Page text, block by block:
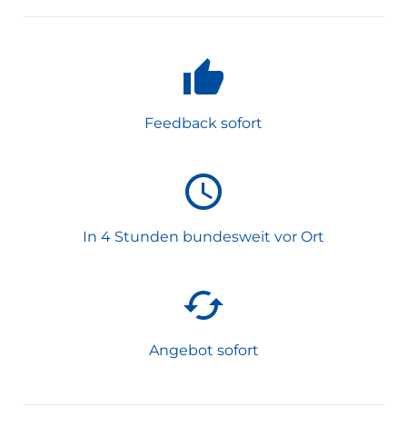
Feedback sofort
In 4 Stunden bundesweit vor Ort
Angebot sofort